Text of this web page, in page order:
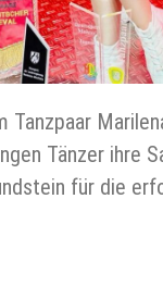
Tänzer
für die